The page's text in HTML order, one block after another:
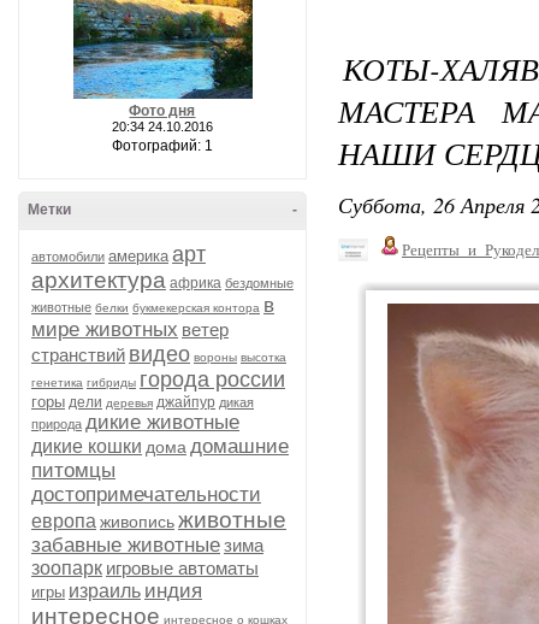
Фото дня
20:34 24.10.2016
Фотографий: 1
-
Метки
автомобили америка арт
архитектура африка бездомные
животные белки букмекерская контора в
мире животных ветер
странствий видео вороны высотка
генетика гибриды города россии
горы дели деревья джайпур дикая
природа дикие животные
дикие кошки дома домашние
питомцы
достопримечательности
европа живописьживотные
забавные животныезима
зоопарк игровые автоматы
игры израиль индия
интересное интересное о кошках
КОТЫ-
МАСТЕРА
НАШИ
Суббота, 26 Апреля